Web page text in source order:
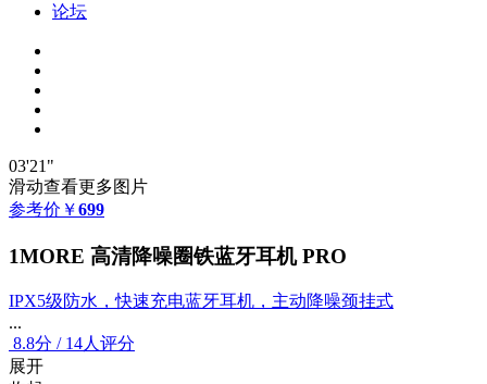
论坛
03'21"
滑动查看更多图片
参考价 ￥699
1MORE 高清降噪圈铁蓝牙耳机 PRO
IPX5级防水，快速充电蓝牙耳机，主动降噪颈挂式
...
8.8分 / 14人评分
展开